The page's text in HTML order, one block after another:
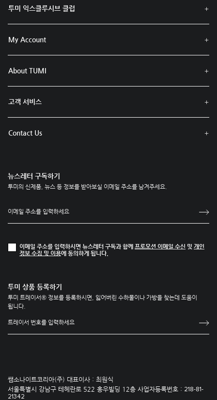
투미 익스클루시브 클럽
My Account
About TUMI
고객 서비스
Contact Us
뉴스레터 구독하기
투미의 신제품, 뉴스 등 정보를 받아보실 이메일 주소를 남겨주세요.
이메일 주소를 입력하시면 뉴스레터 구독과 함께 프로모션 이메일 수신 및 개인
정보 수집 및 이용에 동의하게 됩니다.
투미 상품 등록하기
투미 트레이서® 정보를 등록하시면, 잃어버린 수하물이나 가방을 찾는데 도움이
됩니다.
쌤소나이트코리아(주) 대표이사 : 최원식
서울특별시 강남구 테헤란로 522 홍우빌딩 12층 사업자등록번호 : 218-81-
21342